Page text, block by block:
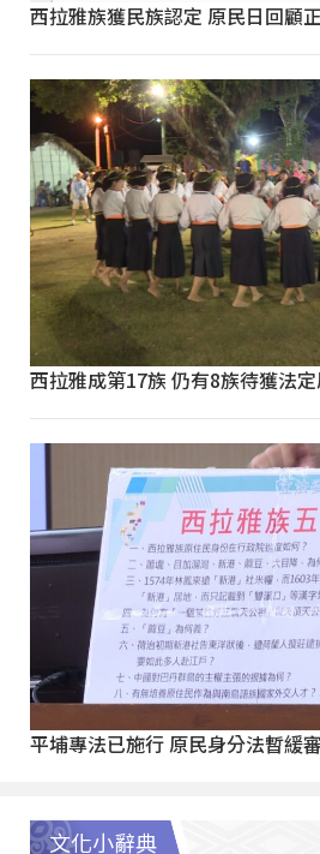
西拉雅族獲民族認定 原民日回顧
西拉雅成第17族 仍有8族待獲法
平埔專法已施行 原民身分法暫緩
文化小辭典